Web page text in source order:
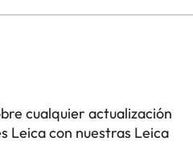
cualquier actualización
Leica con nuestras Leica